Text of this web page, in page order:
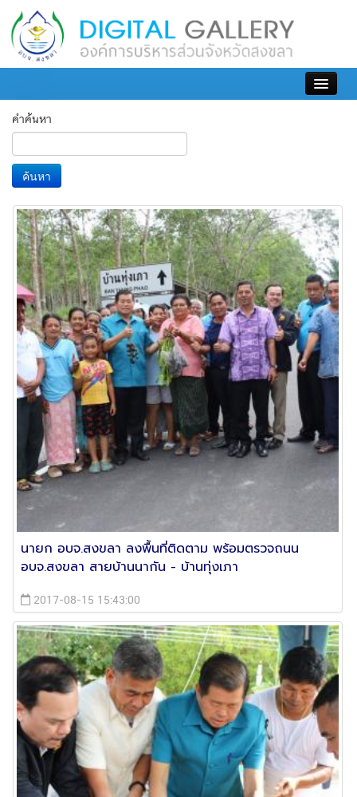
เข้าสู่ระบบ
คำค้นหา
ค้นหา
นายก อบจ.สงขลา ลงพื้นที่ติดตาม พร้อมตรวจถนน
อบจ.สงขลา สายบ้านนากัน - บ้านทุ่งเภา
2017-08-15 15:43:00